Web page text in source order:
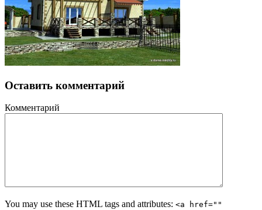
Оставить комментарий
Комментарий
You may use these HTML tags and attributes: <a href=""